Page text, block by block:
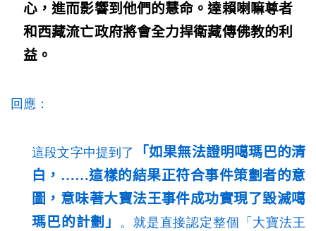
心，進而影響到他們的慧命。達賴喇嘛尊者
和西藏流亡政府將會全力捍衛藏傳佛教的利
益。
回應：
這段文字中提到了
「如果無法證明噶瑪巴的清
白，……這樣的結果正符合事件策劃者的意
圖，意味著大寶法王事件成功實現了毀滅噶
瑪巴的計劃」 。就是直接認定整個「大寶法王